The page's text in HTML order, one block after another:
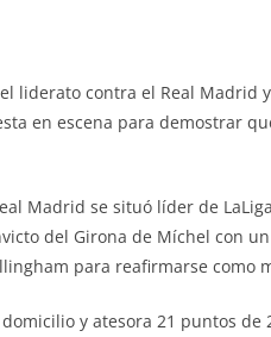
liderato contra el Real Madrid
en escena para demostrar
Madrid se situó líder de
del Girona de Míchel con
para reafirmarse como
y atesora 21 puntos de